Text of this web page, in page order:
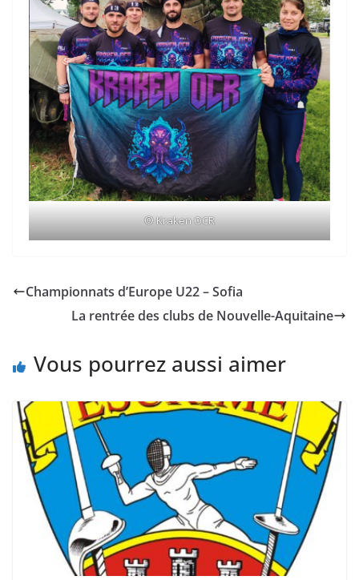
© Kraken OCR
Championnats d’Europe U22 – Sofia
La rentrée des clubs de Nouvelle-Aquitaine
Vous pourrez aussi aimer